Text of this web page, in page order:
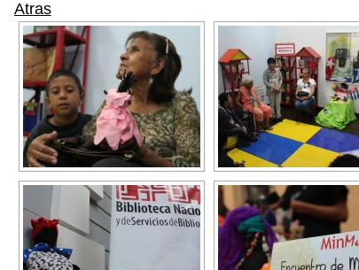
Atras